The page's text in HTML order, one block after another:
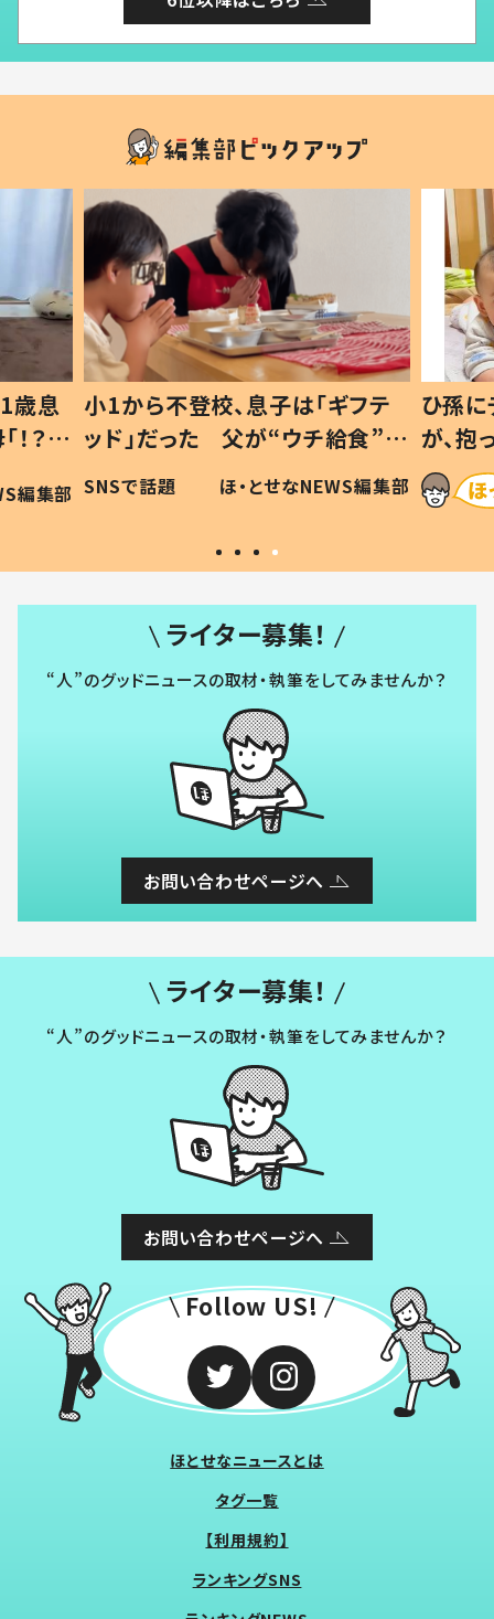
歳息
？」
編集部
小1から不登校、息子は「ギフテ
ッド」だった 父が“ウチ給食”を
作り続ける理由とは #令和の親
#令和の子
SNSで話題 ほ・とせなNEWS編集部
ひ孫
が、
「涙が
い」
ライター募集！
“人”のグッドニュースの取材・執筆をしてみませんか？
お問い合わせページへ
ライター募集！
“人”のグッドニュースの取材・執筆をしてみませんか？
お問い合わせページへ
Follow US!
ほとせなニュースとは
タグ一覧
【利用規約】
ランキングSNS